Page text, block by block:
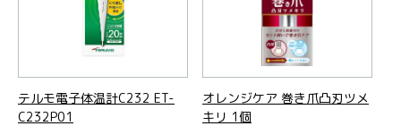
テルモ電子体温計C232 ET-
C232P01
オレンジケア 巻き爪凸刃ツメ
キリ 1個